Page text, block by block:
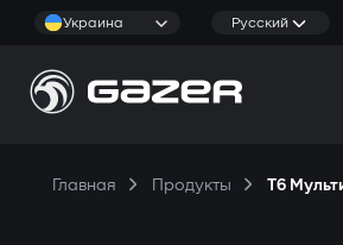
Украина Русский
Главная Продукты T6